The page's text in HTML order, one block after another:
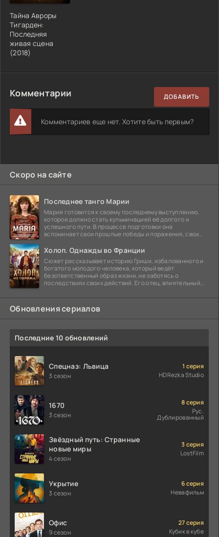
Тайна Авроры
Тигарден:
Последняя
живая сцена
(2018)
Комментарии ДОБАВИТЬ
Комментариев еще нет. Хотите быть первым?
Скоро на сайте
Последнее танго Марии
Мария готовится к своему последнему выступлению,
которое должно стать кульминацией её долгого и
успешного пути. В процессе подготовки она
вспоминает свои прошлые победы и поражения, свои
Холоп. Однажды во Франции
Сюжет рассказывает историю Гриши, избалованного и
богатого молодого человека, который ведёт
безответственный образ жизни, не заботясь о
последствиях своих действий. Его отец, влиятельный
Обновления сериалов
Последние 10 обновлений
Спецназ: Львица
3 сезон
1 серия
HDRezka Studio
1670
3 сезон
8 серия
Рус.
Дублированный
Звёздный путь: Странные
новые миры
4 сезон
3 серия
LostFilm
Укрытие
3 сезон
6 серия
Невафильм
Офис
9 сезон
27 серия
Кубик в кубе